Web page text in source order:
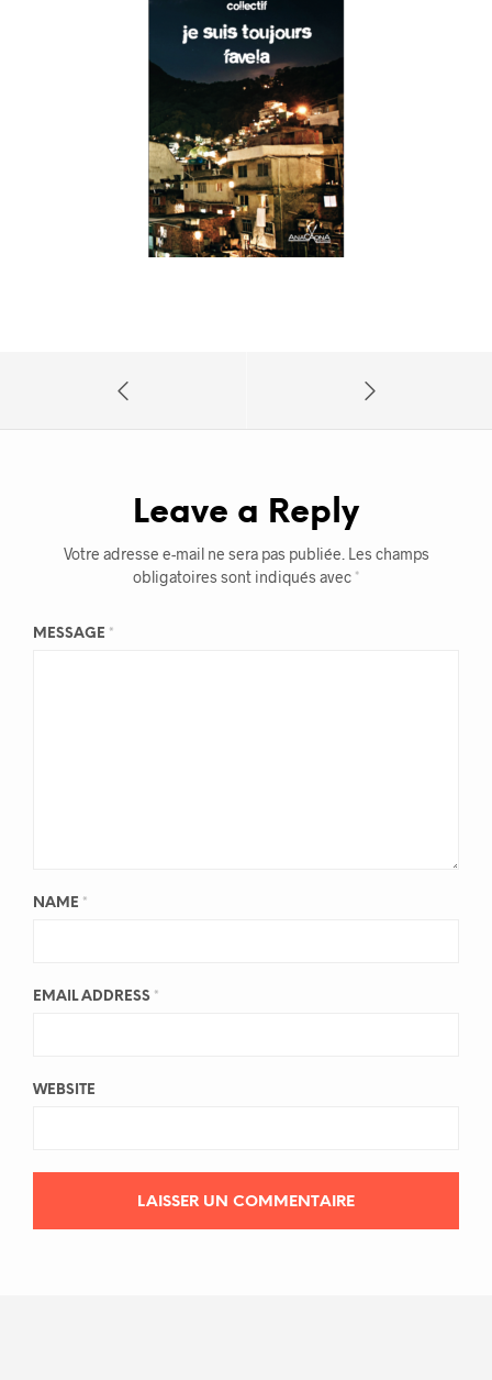
Leave a Reply
Votre adresse e-mail ne sera pas publiée. Les champs
obligatoires sont indiqués avec *
MESSAGE *
NAME *
EMAIL ADDRESS *
WEBSITE